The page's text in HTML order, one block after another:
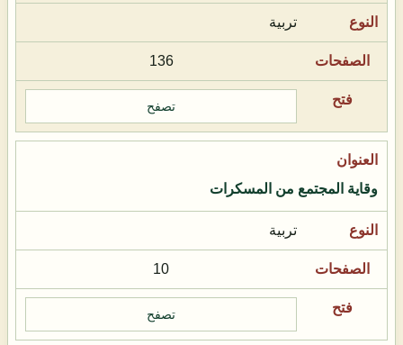
تربية
136
تصفح
وقاية المجتمع من المسكرات
تربية
10
تصفح